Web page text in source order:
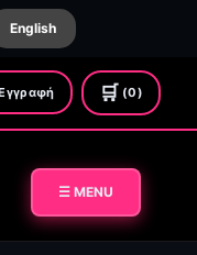
English
🛒 (0)
☰ MENU